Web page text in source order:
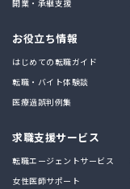
開業・承継支援
お役立ち情報
はじめての転職ガイド
転職・バイト体験談
医療過誤判例集
求職支援サービス
転職エージェントサービス
女性医師サポート